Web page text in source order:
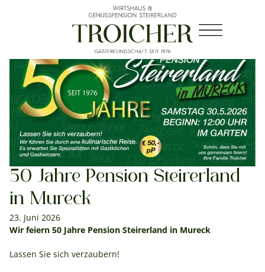
50 Jahre Pension Steirerland
in Mureck
23. Juni 2026
Wir feiern 50 Jahre Pension Steirerland in Mureck
Lassen Sie sich verzaubern!